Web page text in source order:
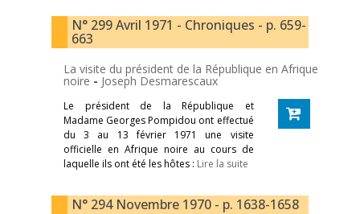
N° 299 Avril 1971 - Chroniques - p. 659-
663
La visite du président de la République en Afrique
noire - Joseph Desmarescaux
Le président de la République et
Madame Georges Pompidou ont effectué
du 3 au 13 février 1971 une visite
officielle en Afrique noire au cours de
laquelle ils ont été les hôtes : Lire la suite
N° 294 Novembre 1970 - p. 1638-1658